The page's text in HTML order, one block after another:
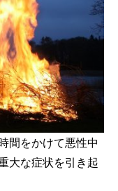
間をかけて悪性中
大な症状を引き起